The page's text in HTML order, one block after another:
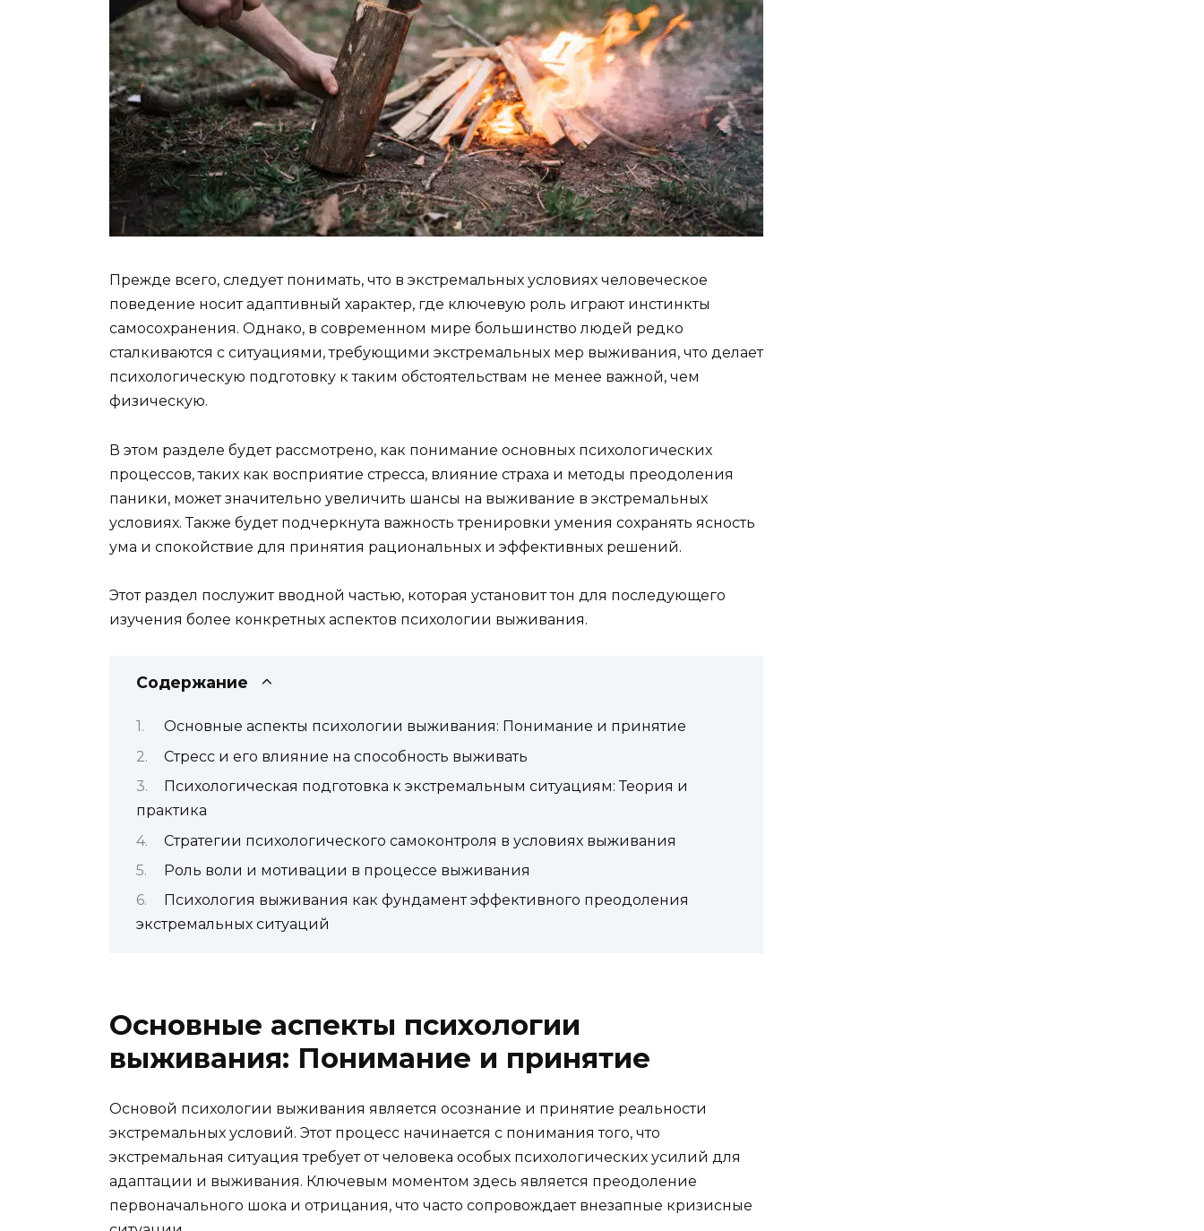
Прежде всего, следует понимать, что в экстремальных условиях человеческое
поведение носит адаптивный характер, где ключевую роль играют инстинкты
самосохранения. Однако, в современном мире большинство людей редко
сталкиваются с ситуациями, требующими экстремальных мер выживания, что делает
психологическую подготовку к таким обстоятельствам не менее важной, чем
физическую.
В этом разделе будет рассмотрено, как понимание основных психологических
процессов, таких как восприятие стресса, влияние страха и методы преодоления
паники, может значительно увеличить шансы на выживание в экстремальных
условиях. Также будет подчеркнута важность тренировки умения сохранять ясность
ума и спокойствие для принятия рациональных и эффективных решений.
Этот раздел послужит вводной частью, которая установит тон для последующего
изучения более конкретных аспектов психологии выживания.
Содержание
Основные аспекты психологии выживания: Понимание и принятие
Стресс и его влияние на способность выживать
Психологическая подготовка к экстремальным ситуациям: Теория и
практика
Стратегии психологического самоконтроля в условиях выживания
Роль воли и мотивации в процессе выживания
Психология выживания как фундамент эффективного преодоления
экстремальных ситуаций
Основные аспекты психологии
выживания: Понимание и принятие
Основой психологии выживания является осознание и принятие реальности
экстремальных условий. Этот процесс начинается с понимания того, что
экстремальная ситуация требует от человека особых психологических усилий для
адаптации и выживания. Ключевым моментом здесь является преодоление
первоначального шока и отрицания, что часто сопровождает внезапные кризисные